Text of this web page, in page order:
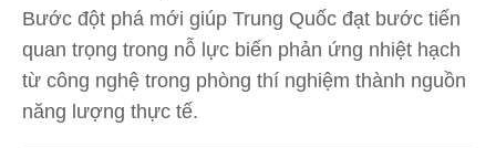
Bước đột phá mới giúp Trung Quốc đạt bước tiến
quan trọng trong nỗ lực biến phản ứng nhiệt hạch
từ công nghệ trong phòng thí nghiệm thành nguồn
năng lượng thực tế.